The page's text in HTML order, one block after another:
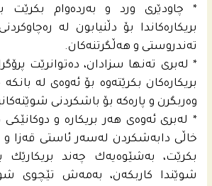
* چاودێری ورد و بەردەوام بکرێت
بریکارەکاندا بۆ دڵنیابون لە
تەندروستی و هەڵگرتنەکان.
* لەبری تەنها سزادان، ده‌توانرێت
بریکارەکان بکرێتەوە بۆ ئه‌وه‌ى له‌
وه‌ربگرن و پاره‌كه‌ بۆ باشكردنى
* له‌بری ئه‌وه‌ى هه‌ر بریكاره‌ و
خاڵی دابه‌شكردن له‌سه‌ر ئاستى قه‌زا و
بكرێت، به‌شێوه‌یه‌ك چه‌ند بریكارێك
شوێندا كاربكه‌ن، به‌مه‌ش تێچوى